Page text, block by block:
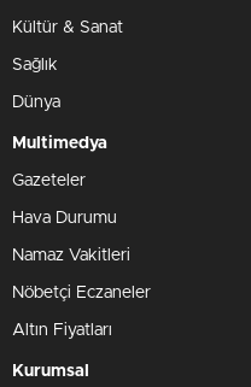
Kültür & Sanat
Sağlık
Dünya
Multimedya
Gazeteler
Hava Durumu
Namaz Vakitleri
Nöbetçi Eczaneler
Altın Fiyatları
Kurumsal